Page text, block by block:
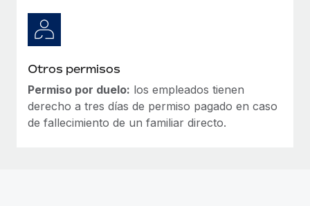
Otros permisos
Permiso por duelo: los empleados tienen
derecho a tres días de permiso pagado en caso
de fallecimiento de un familiar directo.